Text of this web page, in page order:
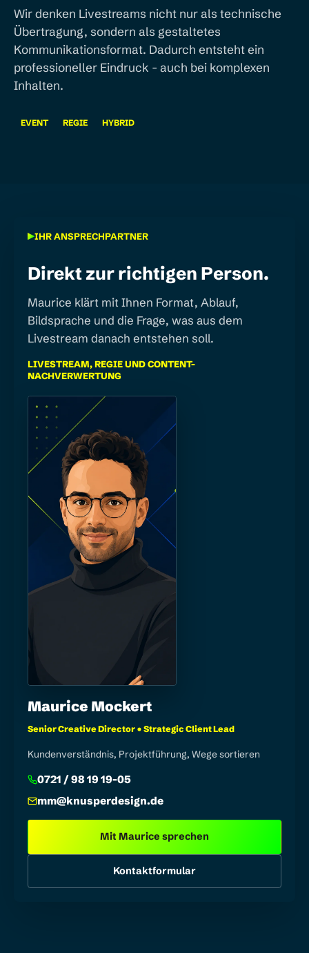
Wir denken Livestreams nicht nur als technische
Übertragung, sondern als gestaltetes
Kommunikationsformat. Dadurch entsteht ein
professioneller Eindruck - auch bei komplexen
Inhalten.
EVENT REGIE HYBRID
IHR ANSPRECHPARTNER
Direkt zur richtigen Person.
Maurice klärt mit Ihnen Format, Ablauf,
Bildsprache und die Frage, was aus dem
Livestream danach entstehen soll.
LIVESTREAM, REGIE UND CONTENT-
NACHVERWERTUNG
Maurice Mockert
Senior Creative Director • Strategic Client Lead
Kundenverständnis, Projektführung, Wege sortieren
0721 / 98 19 19-05
mm@knusperdesign.de
Mit Maurice sprechen
Kontaktformular